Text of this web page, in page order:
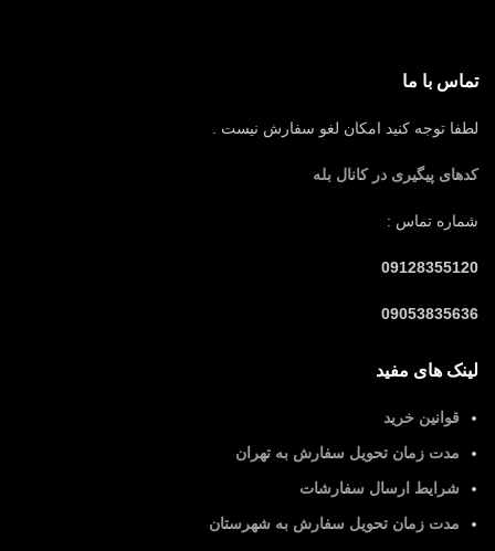
تماس با ما
لطفا توجه کنید امکان لغو سفارش نیست .
کدهای پیگیری در کانال بله
شماره تماس :
09128355120
09053835636
لینک های مفید
قوانین خرید
مدت زمان تحویل سفارش به تهران
شرایط ارسال سفارشات
مدت زمان تحویل سفارش به شهرستان